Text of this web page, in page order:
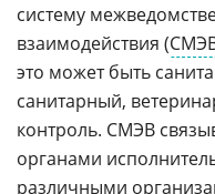
систему
взаимодействия (
это может быть
санитарный,
контроль. СМЭВ
органами
различными